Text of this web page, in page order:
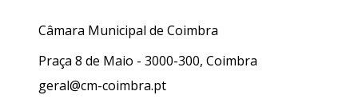
Câmara Municipal de Coimbra
Praça 8 de Maio - 3000-300, Coimbra
geral@cm-coimbra.pt